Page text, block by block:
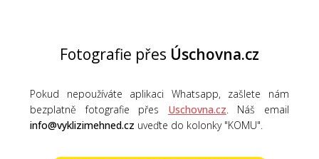
Fotografie přes Úschovna.cz
Pokud nepoužíváte aplikaci Whatsapp, zašlete nám
bezplatně fotografie přes Uschovna.cz. Náš email
info@vyklizimehned.cz uveďte do kolonky "KOMU".